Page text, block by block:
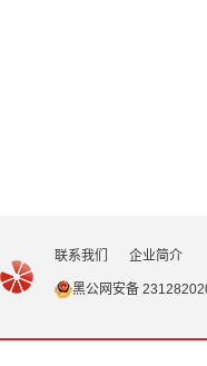
联系我们 企业简介
黑公网安备